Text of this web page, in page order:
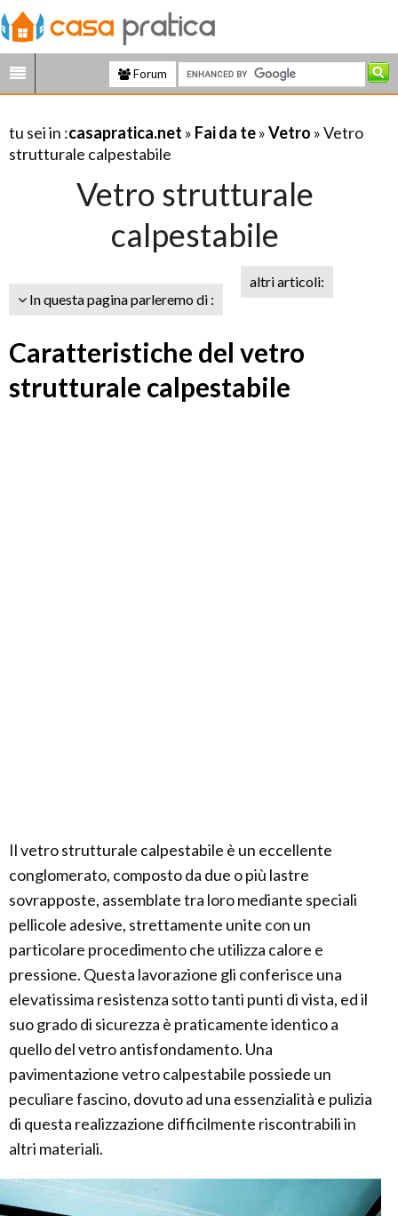
Forum
tu sei in :casapratica.net » Fai da te»Vetro » Vetro
strutturale calpestabile
Vetro strutturale
calpestabile
In questa pagina parleremo di :
altri articoli:
Caratteristiche del vetro
strutturale calpestabile
Il vetro strutturale calpestabile è un eccellente
conglomerato, composto da due o più lastre
sovrapposte, assemblate tra loro mediante speciali
pellicole adesive, strettamente unite con un
particolare procedimento che utilizza calore e
pressione. Questa lavorazione gli conferisce una
elevatissima resistenza sotto tanti punti di vista, ed il
suo grado di sicurezza è praticamente identico a
quello del vetro antisfondamento. Una
pavimentazione vetro calpestabile possiede un
peculiare fascino, dovuto ad una essenzialità e pulizia
di questa realizzazione difficilmente riscontrabili in
altri materiali.